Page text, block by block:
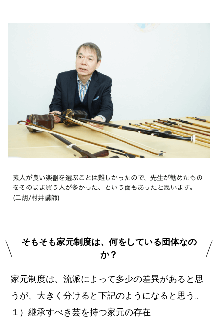
そもそも家元制度は、何をしている団体なの
か？
家元制度は、流派によって多少の差異があると思
うが、大きく分けると下記のようになると思う。
１）継承すべき芸を持つ家元の存在